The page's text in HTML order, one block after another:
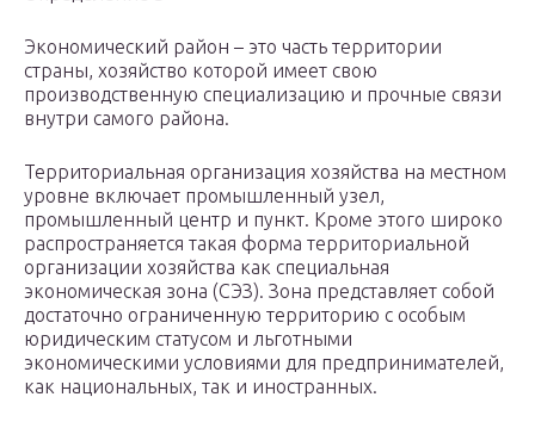
Экономический район – это часть территории
страны, хозяйство которой имеет свою
производственную специализацию и прочные связи
внутри самого района.
Территориальная организация хозяйства на местном
уровне включает промышленный узел,
промышленный центр и пункт. Кроме этого широко
распространяется такая форма территориальной
организации хозяйства как специальная
экономическая зона (СЭЗ). Зона представляет собой
достаточно ограниченную территорию с особым
юридическим статусом и льготными
экономическими условиями для предпринимателей,
как национальных, так и иностранных.